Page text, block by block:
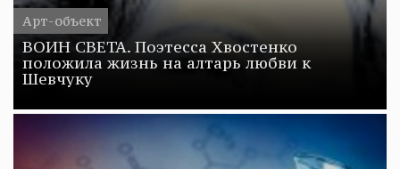
Арт-объект
ВОИН СВЕТА. Поэтесса Хвостенко
положила жизнь на алтарь любви к
Шевчуку